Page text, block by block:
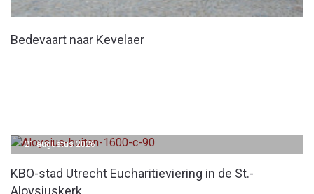
Bedevaart naar Kevelaer
KBO-stad Utrecht Eucharitieviering in de St.-
21 augustus 2026